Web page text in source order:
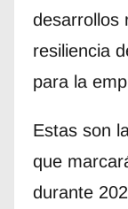
desarrollos
resiliencia
para la
Estas son
que
durante